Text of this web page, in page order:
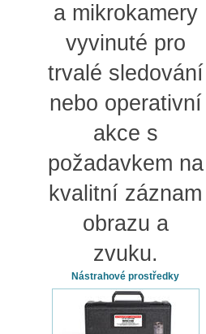
a mikrokamery
vyvinuté pro
trvalé sledování
nebo operativní
akce s
požadavkem na
kvalitní záznam
obrazu a
zvuku.
Nástrahové prostředky